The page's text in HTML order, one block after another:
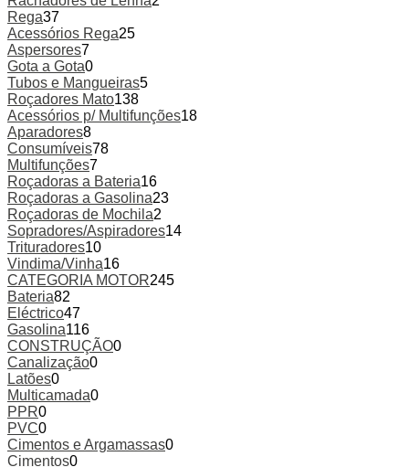
Rega37
Acessórios Rega25
Aspersores7
Gota a Gota0
Tubos e Mangueiras5
Roçadores Mato138
Acessórios p/ Multifunções18
Aparadores8
Consumíveis78
Multifunções7
Roçadoras a Bateria16
Roçadoras a Gasolina23
Roçadoras de Mochila2
Sopradores/Aspiradores14
Trituradores10
Vindima/Vinha16
CATEGORIA MOTOR245
Bateria82
Eléctrico47
Gasolina116
CONSTRUÇÃO0
Canalização0
Latões0
Multicamada0
PPR0
PVC0
Cimentos e Argamassas0
Cimentos0